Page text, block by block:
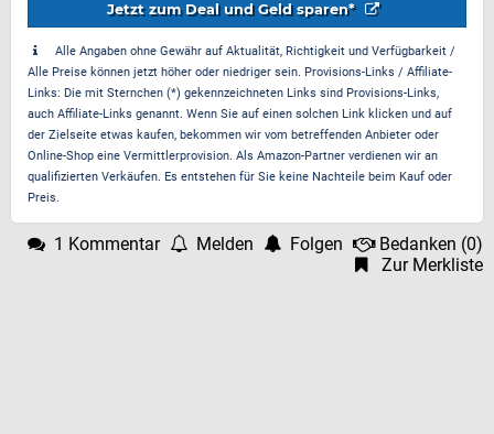
Jetzt zum Deal und Geld sparen*
Alle Angaben ohne Gewähr auf Aktualität, Richtigkeit und Verfügbarkeit /
Alle Preise können jetzt höher oder niedriger sein. Provisions-Links / Affiliate-
Links: Die mit Sternchen (*) gekennzeichneten Links sind Provisions-Links,
auch Affiliate-Links genannt. Wenn Sie auf einen solchen Link klicken und auf
der Zielseite etwas kaufen, bekommen wir vom betreffenden Anbieter oder
Online-Shop eine Vermittlerprovision. Als Amazon-Partner verdienen wir an
qualifizierten Verkäufen. Es entstehen für Sie keine Nachteile beim Kauf oder
Preis.
1 Kommentar Melden Folgen Bedanken (0)
Zur Merkliste